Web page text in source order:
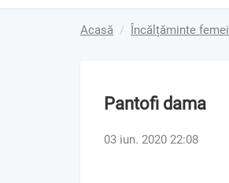
Acasă Încălțăminte femei
Pantofi dama
03 iun. 2020 22:08